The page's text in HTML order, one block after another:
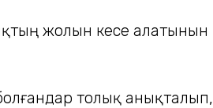
жолын кесе
толық